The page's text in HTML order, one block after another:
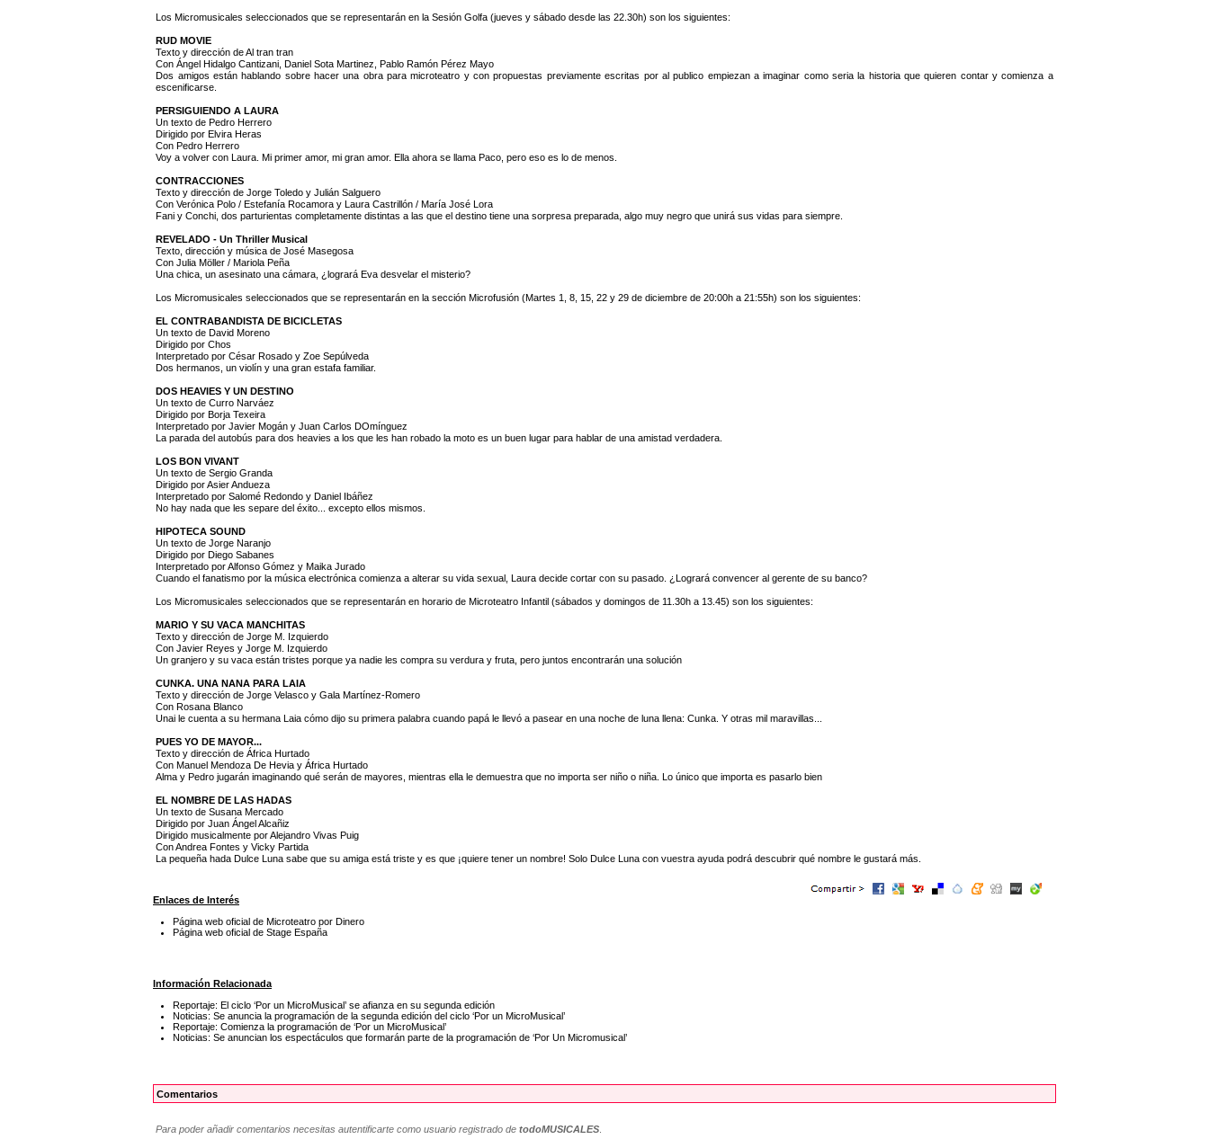
Los Micromusicales seleccionados que se representarán en la Sesión Golfa (jueves y sábado desde las 22.30h) son los siguientes:
RUD MOVIE
Texto y dirección de Al tran tran
Con Ángel Hidalgo Cantizani, Daniel Sota Martinez, Pablo Ramón Pérez Mayo
Dos amigos están hablando sobre hacer una obra para microteatro y con propuestas previamente escritas por al publico empiezan a imaginar como seria la historia que quieren contar y comienza a
escenificarse.
PERSIGUIENDO A LAURA
Un texto de Pedro Herrero
Dirigido por Elvira Heras
Con Pedro Herrero
Voy a volver con Laura. Mi primer amor, mi gran amor. Ella ahora se llama Paco, pero eso es lo de menos.
CONTRACCIONES
Texto y dirección de Jorge Toledo y Julián Salguero
Con Verónica Polo / Estefanía Rocamora y Laura Castrillón / María José Lora
Fani y Conchi, dos parturientas completamente distintas a las que el destino tiene una sorpresa preparada, algo muy negro que unirá sus vidas para siempre.
REVELADO - Un Thriller Musical
Texto, dirección y música de José Masegosa
Con Julia Möller / Mariola Peña
Una chica, un asesinato una cámara, ¿logrará Eva desvelar el misterio?
Los Micromusicales seleccionados que se representarán en la sección Microfusión (Martes 1, 8, 15, 22 y 29 de diciembre de 20:00h a 21:55h) son los siguientes:
EL CONTRABANDISTA DE BICICLETAS
Un texto de David Moreno
Dirigido por Chos
Interpretado por César Rosado y Zoe Sepúlveda
Dos hermanos, un violín y una gran estafa familiar.
DOS HEAVIES Y UN DESTINO
Un texto de Curro Narváez
Dirigido por Borja Texeira
Interpretado por Javier Mogán y Juan Carlos DOmínguez
La parada del autobús para dos heavies a los que les han robado la moto es un buen lugar para hablar de una amistad verdadera.
LOS BON VIVANT
Un texto de Sergio Granda
Dirigido por Asier Andueza
Interpretado por Salomé Redondo y Daniel Ibáñez
No hay nada que les separe del éxito... excepto ellos mismos.
HIPOTECA SOUND
Un texto de Jorge Naranjo
Dirigido por Diego Sabanes
Interpretado por Alfonso Gómez y Maika Jurado
Cuando el fanatismo por la música electrónica comienza a alterar su vida sexual, Laura decide cortar con su pasado. ¿Logrará convencer al gerente de su banco?
Los Micromusicales seleccionados que se representarán en horario de Microteatro Infantil (sábados y domingos de 11.30h a 13.45) son los siguientes:
MARIO Y SU VACA MANCHITAS
Texto y dirección de Jorge M. Izquierdo
Con Javier Reyes y Jorge M. Izquierdo
Un granjero y su vaca están tristes porque ya nadie les compra su verdura y fruta, pero juntos encontrarán una solución
CUNKA. UNA NANA PARA LAIA
Texto y dirección de Jorge Velasco y Gala Martínez-Romero
Con Rosana Blanco
Unai le cuenta a su hermana Laia cómo dijo su primera palabra cuando papá le llevó a pasear en una noche de luna llena: Cunka. Y otras mil maravillas...
PUES YO DE MAYOR...
Texto y dirección de África Hurtado
Con Manuel Mendoza De Hevia y África Hurtado
Alma y Pedro jugarán imaginando qué serán de mayores, mientras ella le demuestra que no importa ser niño o niña. Lo único que importa es pasarlo bien
EL NOMBRE DE LAS HADAS
Un texto de Susana Mercado
Dirigido por Juan Ángel Alcañiz
Dirigido musicalmente por Alejandro Vivas Puig
Con Andrea Fontes y Vicky Partida
La pequeña hada Dulce Luna sabe que su amiga está triste y es que ¡quiere tener un nombre! Solo Dulce Luna con vuestra ayuda podrá descubrir qué nombre le gustará más.
Enlaces de Interés
Página web oficial de Microteatro por Dinero
Página web oficial de Stage España
Información Relacionada
Reportaje: El ciclo ‘Por un MicroMusical’ se afianza en su segunda edición
Noticias: Se anuncia la programación de la segunda edición del ciclo ‘Por un MicroMusical’
Reportaje: Comienza la programación de ‘Por un MicroMusical’
Noticias: Se anuncian los espectáculos que formarán parte de la programación de ‘Por Un Micromusical’
Comentarios
Para poder añadir comentarios necesitas autentificarte como usuario registrado detodoMUSICALES